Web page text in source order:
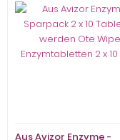
Aus Avizor Enzyme -